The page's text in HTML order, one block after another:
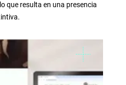
que resulta en una presencia